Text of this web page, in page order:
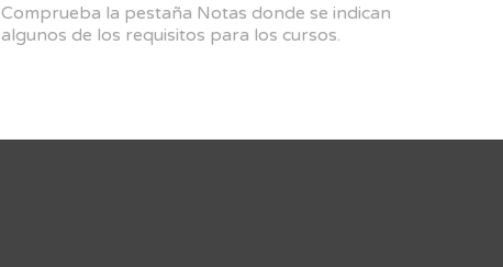
Comprueba la pestaña Notas donde se indican
algunos de los requisitos para los cursos.